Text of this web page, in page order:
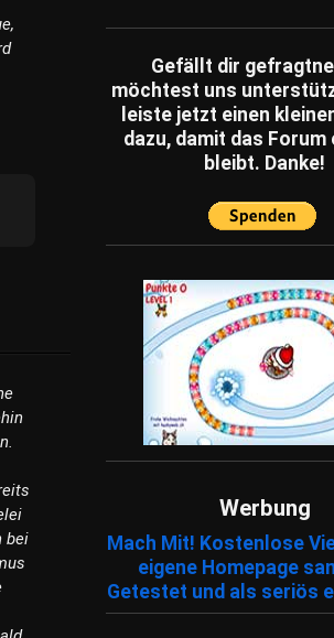
bei
Schätzfragen
Fachartikel
Gefällt dir
möchtest uns
leiste jetzt einen
dazu, damit das Forum
bleibt. Danke!
Werbung
Mach Mit! Kostenlose
eigene Homepage
Getestet und als seriös